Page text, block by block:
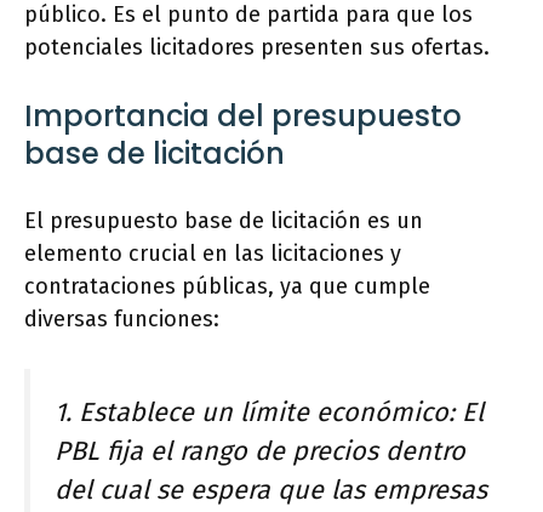
público. Es el punto de partida para que los
potenciales licitadores presenten sus ofertas.
Importancia del presupuesto
base de licitación
El presupuesto base de licitación es un
elemento crucial en las licitaciones y
contrataciones públicas, ya que cumple
diversas funciones:
1. Establece un límite económico: El
PBL fija el rango de precios dentro
del cual se espera que las empresas